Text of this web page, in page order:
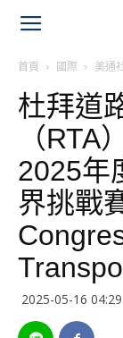
首頁 國際 美通
杜拜道
（RTA
2025年
界挑戰
2025-05-16 04:29